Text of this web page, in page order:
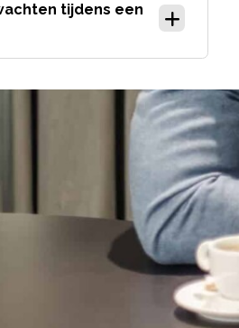
tijdens een